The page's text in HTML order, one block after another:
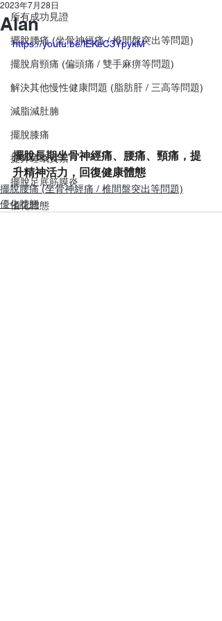
所有成功見證
擺脫腰痛 (坐骨神經痛 / 椎間盤突出等問題)
擺脫肩頸痛 (偏頭痛 / 雙手麻痹等問題)
解決其他慢性健康問題 (脂肪肝 / 三高等問題)
減脂減肚腩
擺脫膝痛
提升睡眠質素
擺脫足底筋膜炎
優化體態
Alan
2023年7月28日
https://youtu.be/lEKeC3YpykM
擺脫長期坐骨神經痛、腰痛、頸痛，提
升精神活力，回復健康體態
擺脫腰痛 (坐骨神經痛 / 椎間盤突出等問題)
優化體態